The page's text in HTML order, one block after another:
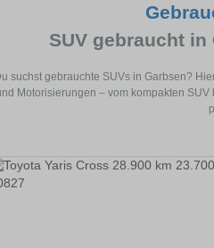
SUV gebraucht
suchst gebrauchte SUVs in Garbsen?
Motorisierungen – vom kompakten